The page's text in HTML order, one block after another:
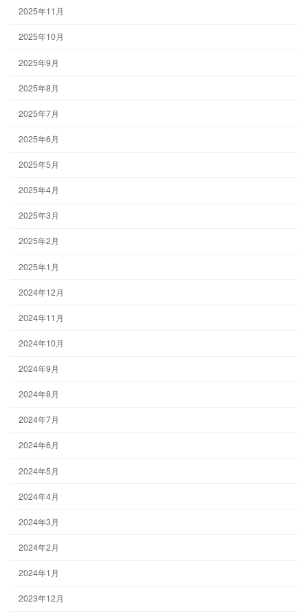
2025年11月
2025年10月
2025年9月
2025年8月
2025年7月
2025年6月
2025年5月
2025年4月
2025年3月
2025年2月
2025年1月
2024年12月
2024年11月
2024年10月
2024年9月
2024年8月
2024年7月
2024年6月
2024年5月
2024年4月
2024年3月
2024年2月
2024年1月
2023年12月